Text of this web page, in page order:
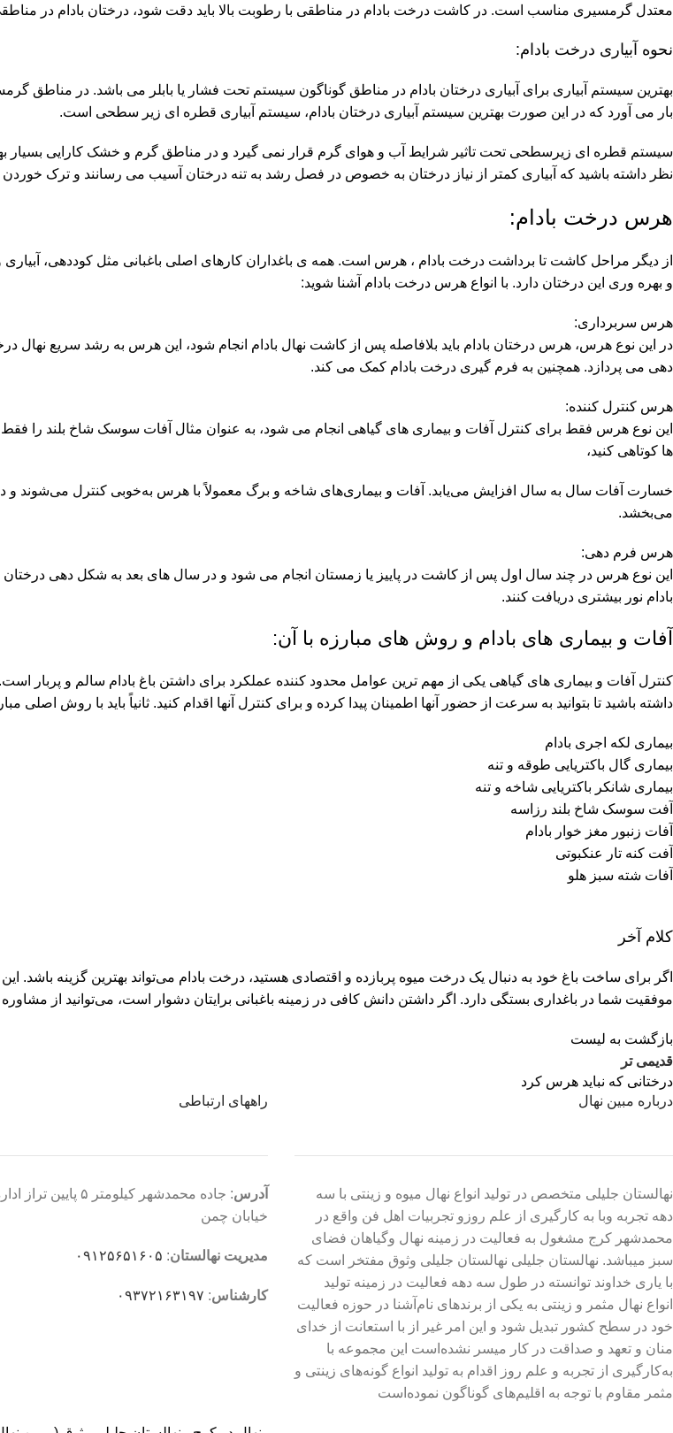
معتدل گرمسیری مناسب است. در کاشت درخت بادام در مناطقی با رطوبت بالا باید دقت شود، درختان بادام در
نحوه آبیاری درخت بادام:
بهترین سیستم آبیاری برای آبیاری درختان بادام در مناطق گوناگون سیستم تحت فشار یا بابلر می باشد. در مناطق
بار می آورد که در این صورت بهترین سیستم آبیاری درختان بادام، سیستم آبیاری قطره ای زیر سطحی است.
سیستم قطره ای زیرسطحی تحت تاثیر شرایط آب و هوای گرم قرار نمی گیرد و در مناطق گرم و خشک کارایی بسیار
نظر داشته باشید که آبیاری کمتر از نیاز درختان به خصوص در فصل رشد به تنه درختان آسیب می رسانند و ترک
هرس درخت بادام:
از دیگر مراحل کاشت تا برداشت درخت بادام ، هرس است. همه ی باغداران کارهای اصلی باغبانی مثل کوددهی،
و بهره وری این درختان دارد. با انواع هرس درخت بادام آشنا شوید:
هرس سربرداری:
در این نوع هرس، هرس درختان بادام باید بلافاصله پس از کاشت نهال بادام انجام شود، این هرس به رشد سریع
دهی می پردازد. همچنین به فرم گیری درخت بادام کمک می کند.
هرس کنترل کننده:
این نوع هرس فقط برای کنترل آفات و بیماری های گیاهی انجام می شود، به عنوان مثال آفات سوسک شاخ بلند
ها کوتاهی کنید،
خسارت آفات سال به سال افزایش می‌یابد. آفات و بیماری‌های شاخه و برگ معمولاً با هرس به‌خوبی کنترل می‌شوند و در
می‌بخشد.
هرس فرم دهی:
این نوع هرس در چند سال اول پس از کاشت در پاییز یا زمستان انجام می شود و در سال های بعد به شکل دهی
بادام نور بیشتری دریافت کنند.
آفات و بیماری های بادام و روش های مبارزه با آن:
کنترل آفات و بیماری های گیاهی یکی از مهم ترین عوامل محدود کننده عملکرد برای داشتن باغ بادا م سالم و پربار است.
داشته باشید تا بتوانید به سرعت از حضور آنها اطمینان پیدا کرده و برای کنترل آنها اقدام کنید. ثانیاً باید با روش اصلی
بیماری لکه اجری بادام
بیماری گال باکتریایی طوقه و تنه
بیماری شانکر باکتریایی شاخه و تنه
آفت سوسک شاخ بلند رزاسه
آفات زنبور مغز خوار بادام
آفت کنه تار عنکبوتی
آفات شته سبز هلو
کلام آخر
اگر برای ساخت باغ خود به دنبال یک درخت میوه پربازده و اقتصادی هستید، درخت بادام می‌تواند بهترین گزینه
موفقیت شما در باغداری بستگی دارد. اگر داشتن دانش کافی در زمینه باغبانی برایتان دشوار است، می‌توانید از مشاوره
بازگشت به لیست
قدیمی تر
درختانی که نباید هرس کرد
درباره مبین نهال
نهالستان جلیلی متخصص در تولید انواع نهال میوه و زینتی با سه
دهه تجربه وبا به کارگیری از علم روزو تجربیات اهل فن واقع در
محمدشهر کرج مشغول به فعالیت در زمینه نهال وگیاهان فضای
سبز میباشد. نهالستان جلیلی نهالستان جلیلی وثوق مفتخر است که
با یاری خداوند توانسته در طول سه دهه فعالیت در زمینه تولید
انواع نهال مثمر و زینتی به یکی از برندهای نام‌آشنا در حوزه فعالیت
خود در سطح کشور تبدیل شود و این امر غیر از با استعانت از خدای
منان و تعهد و صداقت در کار میسر نشده‌است این مجموعه با
به‌کارگیری از تجربه و علم روز اقدام به تولید انواع گونه‌های زینتی و
مثمر مقاوم با توجه به اقلیم‌های گوناگون نموده‌است
راههای ارتباطی
آدرس
: جاده محمدشهر کیلومتر
خیابان چمن
مدیریت نهالستان: ۰۹۱۲۵۶۵۱۶۰۵
کارشناس: ۰۹۳۷۲۱۶۳۱۹۷